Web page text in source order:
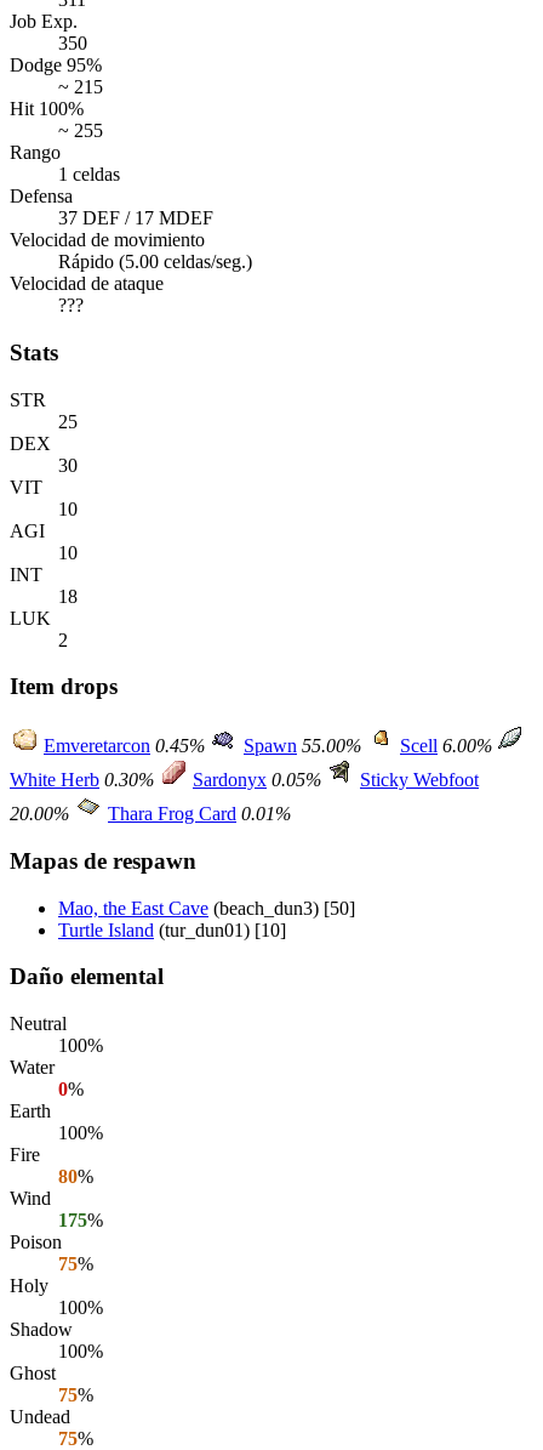
Job Exp.
350
Dodge 95%
~ 215
Hit 100%
~ 255
Rango
1 celdas
Defensa
37 DEF / 17 MDEF
Velocidad de movimiento
Rápido (5.00 celdas/seg.)
Velocidad de ataque
???
Stats
STR
25
DEX
30
VIT
10
AGI
10
INT
18
LUK
2
Item drops
Emveretarcon 0.45% Spawn 55.00% Scell 6.00%
White Herb 0.30% Sardonyx 0.05%
Sticky Webfoot
20.00%
Thara Frog Card 0.01%
Mapas de respawn
Mao, the East Cave (beach_dun3) [50]
Turtle Island (tur_dun01) [10]
Daño elemental
Neutral
100%
Water
0%
Earth
100%
Fire
80%
Wind
175%
Poison
75%
Holy
100%
Shadow
100%
Ghost
75%
Undead
75%